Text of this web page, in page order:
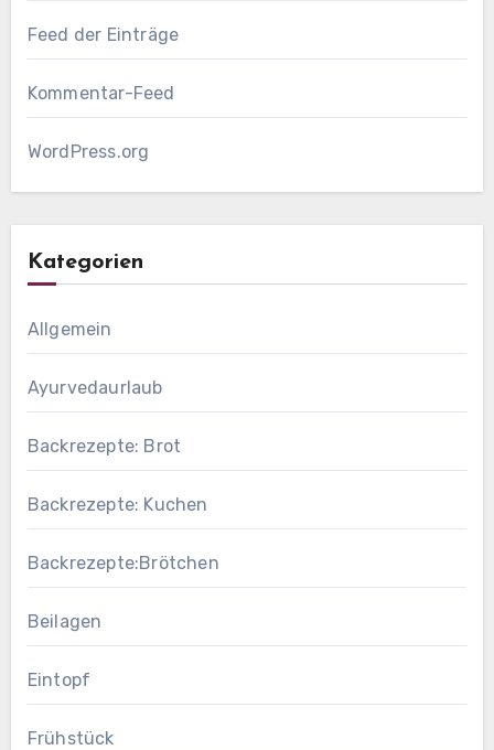
Feed der Einträge
Kommentar-Feed
WordPress.org
Kategorien
Allgemein
Ayurvedaurlaub
Backrezepte: Brot
Backrezepte: Kuchen
Backrezepte:Brötchen
Beilagen
Eintopf
Frühstück